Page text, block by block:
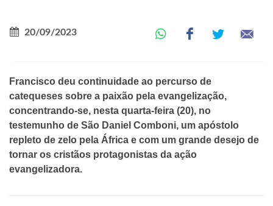
20/09/2023
Francisco deu continuidade ao percurso de
catequeses sobre a paixão pela evangelização,
concentrando-se, nesta quarta-feira (20), no
testemunho de São Daniel Comboni, um apóstolo
repleto de zelo pela África e com um grande desejo de
tornar os cristãos protagonistas da ação
evangelizadora.